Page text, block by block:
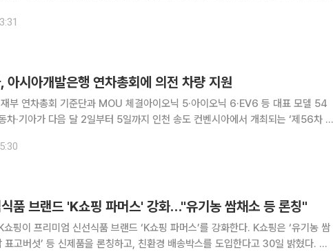
난 문종택 감독은 영화 '바람
아시아개발은행 연차총회에 의전 차량 지원
재부 연차총회 기준단과 MOU 체결아이오닉 5·아이오닉 6·EV6 등 대표 모델 54
정부 ADB 연차총회 준비기획단과 제5
품 브랜드 'K쇼핑 파머스' 강화…"유기농 쌈채소 등 론칭"
쇼핑이 프리미엄 신선식품 브랜드 ‘K쇼핑 파머스’를 강화한다. K쇼핑은 ‘유기농 쌈
표고버섯’ 등 신제품을 론칭하고, 친환경 배송박스를 도입한다고 30일 밝혔다. 우